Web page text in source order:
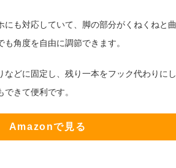
にも対応していて、脚の部分がくねくねと曲
角度を自由に調節できます。
などに固定し、残り一本をフック代わりにし
きて便利です。
Amazonで見る